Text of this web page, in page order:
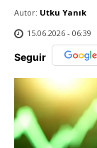
Autor: Utku Yanık
15.06.2026 - 06:39
Seguir